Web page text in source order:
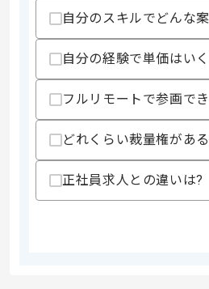
歓迎スキ
・静的型
・クラウ
・toBサー
・スター
自分のスキルでどんな
自分の経験で単価はい
フルリモートで参画で
どれくらい裁量権があ
正社員求人との違いは?